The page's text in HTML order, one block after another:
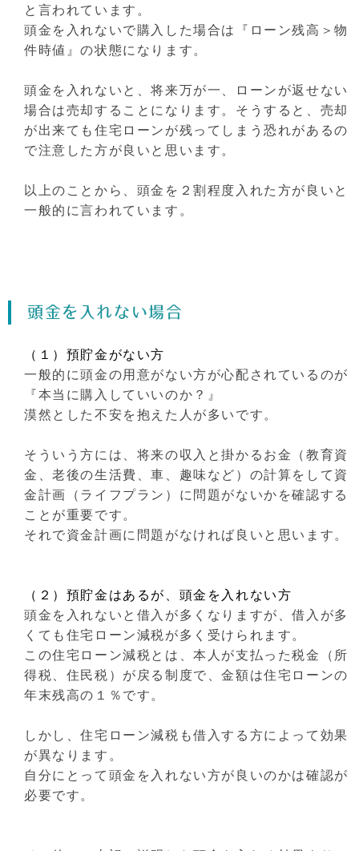
と言われています。
頭金を入れないで購入した場合は『ローン残高＞物
件時値』の状態になります。
頭金を入れないと、将来万が一、ローンが返せない
場合は売却することになります。そうすると、売却
が出来ても住宅ローンが残ってしまう恐れがあるの
で注意した方が良いと思います。
以上のことから、頭金を２割程度入れた方が良いと
一般的に言われています。
頭金を入れない場合
（１）預貯金がない方
一般的に頭金の用意がない方が心配されているのが
『本当に購入していいのか？』
漠然とした不安を抱えた人が多いです。
そういう方には、将来の収入と掛かるお金（教育資
金、老後の生活費、車、趣味など）の計算をして資
金計画（ライフプラン）に問題がないかを確認する
ことが重要です。
それで資金計画に問題がなければ良いと思います。
（２）預貯金はあるが、頭金を入れない方
頭金を入れないと借入が多くなりますが、借入が多
くても住宅ローン減税が多く受けられます。
この住宅ローン減税とは、本人が支払った税金（所
得税、住民税）が戻る制度で、金額は住宅ローンの
年末残高の１％です。
しかし、住宅ローン減税も借入する方によって効果
が異なります。
自分にとって頭金を入れない方が良いのかは確認が
必要です。